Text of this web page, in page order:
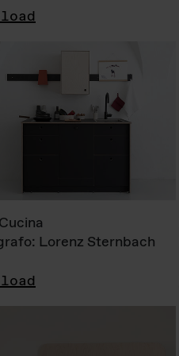
Lorenz Sternbach